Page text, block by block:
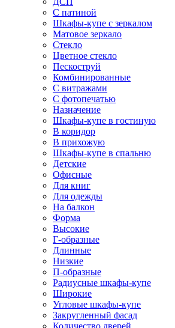
С патиной
Шкафы-купе с зеркалом
Матовое зеркало
Стекло
Цветное стекло
Пескоструй
Комбинированные
С витражами
С фотопечатью
Назначение
Шкафы-купе в гостиную
В коридор
В прихожую
Шкафы-купе в спальню
Детские
Офисные
Для книг
Для одежды
На балкон
Форма
Высокие
Г-образные
Длинные
Низкие
П-образные
Радиусные шкафы-купе
Широкие
Угловые шкафы-купе
Закругленный фасад
Количество дверей